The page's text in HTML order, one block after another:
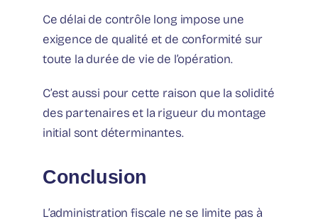
Ce délai de contrôle long impose une
exigence de qualité et de conformité sur
toute la durée de vie de l’opération.
C’est aussi pour cette raison que la solidité
des partenaires et la rigueur du montage
initial sont déterminantes.
Conclusion
L’administration fiscale ne se limite pas à